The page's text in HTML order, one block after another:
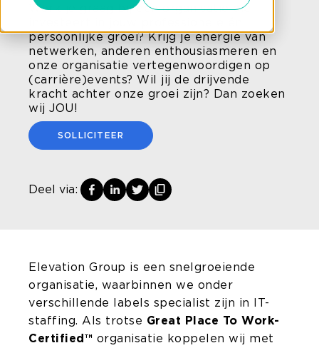
Werk je graag bij een organisatie die
persoonlijke groei? Krijg je energie van
netwerken, anderen enthousiasmeren en
onze organisatie vertegenwoordigen op
(carrière)events? Wil jij de drijvende
kracht achter onze groei zijn? Dan zoeken
wij JOU!
SOLLICITEER
Deel via:
Elevation Group is een snelgroeiende
organisatie, waarbinnen we onder
verschillende labels specialist zijn in IT-
staffing. Als trotse Great Place To Work-
Certified™ organisatie koppelen wij met